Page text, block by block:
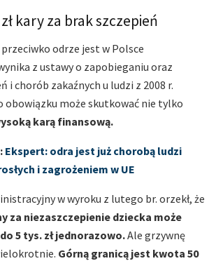
kary za brak szczepień
odrze jest w Polsce
z ustawy o zapobieganiu oraz
i chorób zakaźnych u ludzi z 2008 r.
obowiązku może skutkować nie tylko
karą finansową.
Ekspert: odra jest już chorobą ludzi
i zagrożeniem w UE
w wyroku z lutego br. orzekł, że
za niezaszczepienie dziecka może
5 tys. zł jednorazowo.Ale grzywnę
Górną granicą jest kwota 50